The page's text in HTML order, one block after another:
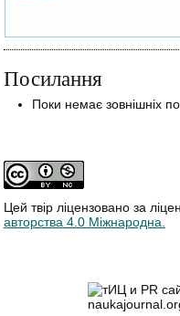
Посилання
Поки немає зовнішніх
Цей твір ліцензовано за
авторства 4.0 Міжнародна.